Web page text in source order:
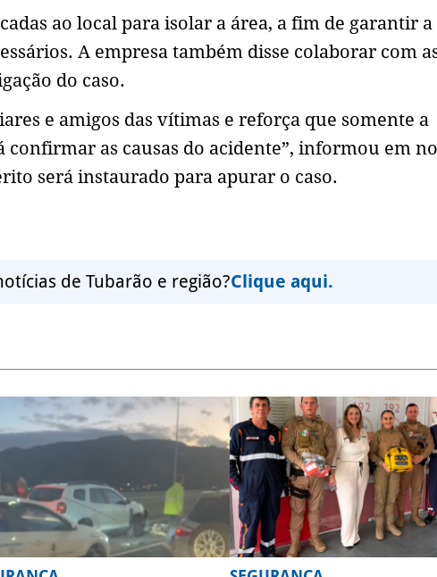
ao local para isolar a área, a fim de garantir a
A empresa também disse colaborar com
do caso.
e amigos das vítimas e reforça que somente a
confirmar as causas do acidente”, informou em
será instaurado para apurar o caso.
de Tubarão e região?Clique aqui.